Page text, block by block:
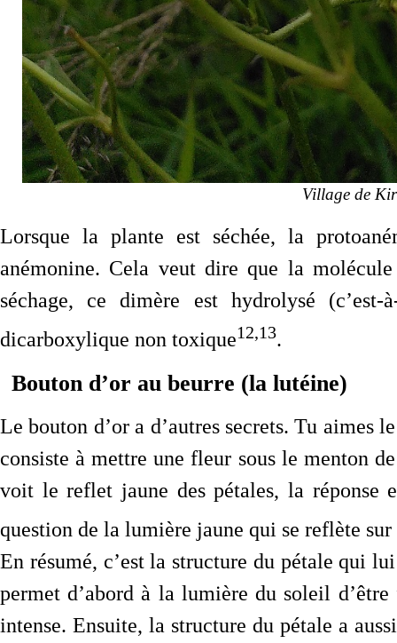
Village de
Lorsque la plante est séchée, la
anémonine. Cela veut dire que la
séchage, ce dimère est hydrolysé
dicarboxylique non toxique12,13.
Bouton d’or au beurre (la lutéine)
Le bouton d’or a d’autres secrets. Tu aimes
consiste à mettre une fleur sous le menton
voit le reflet jaune des pétales, la réponse
question de la lumière jaune qui se reflète sur
En résumé, c’est la structure du pétale qui
permet d’abord à la lumière du soleil
intense. Ensuite, la structure du pétale a